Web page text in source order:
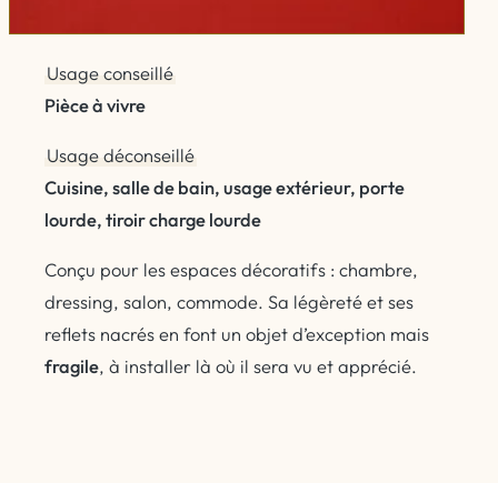
Usage conseillé
Pièce à vivre
Usage déconseillé
Cuisine, salle de bain, usage extérieur, porte
lourde, tiroir charge lourde
Conçu pour les espaces décoratifs : chambre,
dressing, salon, commode. Sa légèreté et ses
reflets nacrés en font un objet d’exception mais
fragile, à installer là où il sera vu et apprécié.